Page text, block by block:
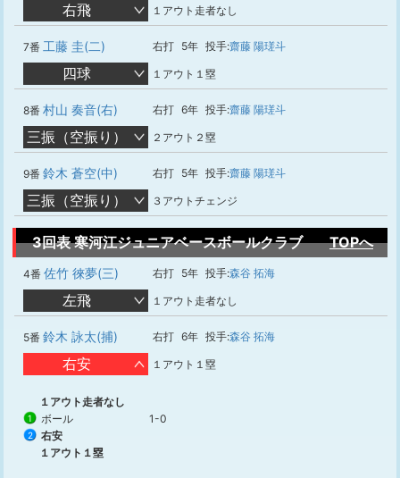
右飛 １アウト走者なし
7番 工藤 圭(二) 右打 5年 投手:齋藤 陽瑳斗
四球 １アウト１塁
8番 村山 奏音(右) 右打 6年 投手:齋藤 陽瑳斗
三振（空振り） ２アウト２塁
9番 鈴木 蒼空(中) 右打 5年 投手:齋藤 陽瑳斗
三振（空振り） ３アウトチェンジ
3回表 寒河江ジュニアベースボールクラブ TOPへ
4番 佐竹 徠夢(三) 右打 5年 投手:森谷 拓海
左飛 １アウト走者なし
5番 鈴木 詠太(捕) 右打 6年 投手:森谷 拓海
右安 １アウト１塁
１アウト走者なし
1 ボール 1-0
2
右安
１アウト１塁